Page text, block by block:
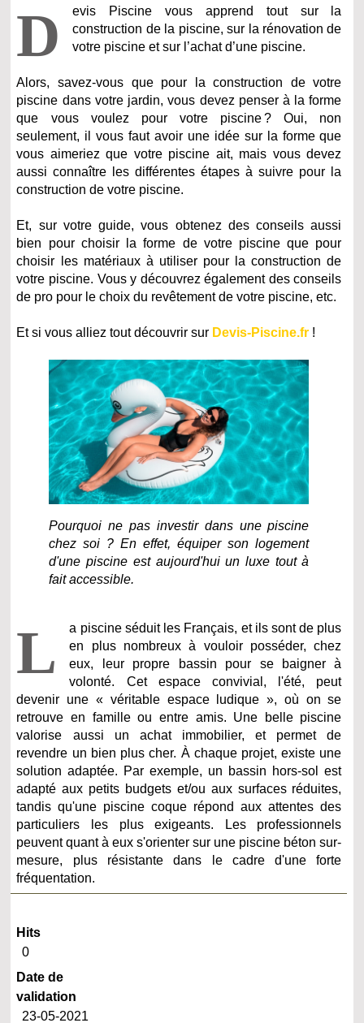
D
evis Piscine vous apprend tout sur la
construction de la piscine, sur la rénovation de
votre piscine et sur l’achat d’une piscine.
Alors, savez-vous que pour la construction de votre
piscine dans votre jardin, vous devez penser à la forme
que vous voulez pour votre piscine ? Oui, non
seulement, il vous faut avoir une idée sur la forme que
vous aimeriez que votre piscine ait, mais vous devez
aussi connaître les différentes étapes à suivre pour la
construction de votre piscine.
Et, sur votre guide, vous obtenez des conseils aussi
bien pour choisir la forme de votre piscine que pour
choisir les matériaux à utiliser pour la construction de
votre piscine. Vous y découvrez également des conseils
de pro pour le choix du revêtement de votre piscine, etc.
Et si vous alliez tout découvrir sur Devis-Piscine.fr !
Pourquoi ne pas investir dans une piscine
chez soi ? En effet, équiper son logement
d'une piscine est aujourd'hui un luxe tout à
fait accessible.
L
a piscine séduit les Français, et ils sont de plus
en plus nombreux à vouloir posséder, chez
eux, leur propre bassin pour se baigner à
volonté. Cet espace convivial, l'été, peut
devenir une « véritable espace ludique », où on se
retrouve en famille ou entre amis. Une belle piscine
valorise aussi un achat immobilier, et permet de
revendre un bien plus cher. À chaque projet, existe une
solution adaptée. Par exemple, un bassin hors-sol est
adapté aux petits budgets et/ou aux surfaces réduites,
tandis qu'une piscine coque répond aux attentes des
particuliers les plus exigeants. Les professionnels
peuvent quant à eux s'orienter sur une piscine béton sur-
mesure, plus résistante dans le cadre d'une forte
fréquentation.
Hits
0
Date de
validation
23-05-2021